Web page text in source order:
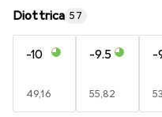
Diottrica 57
-10
EUR
49,16
-9.5
EUR
55,82
-